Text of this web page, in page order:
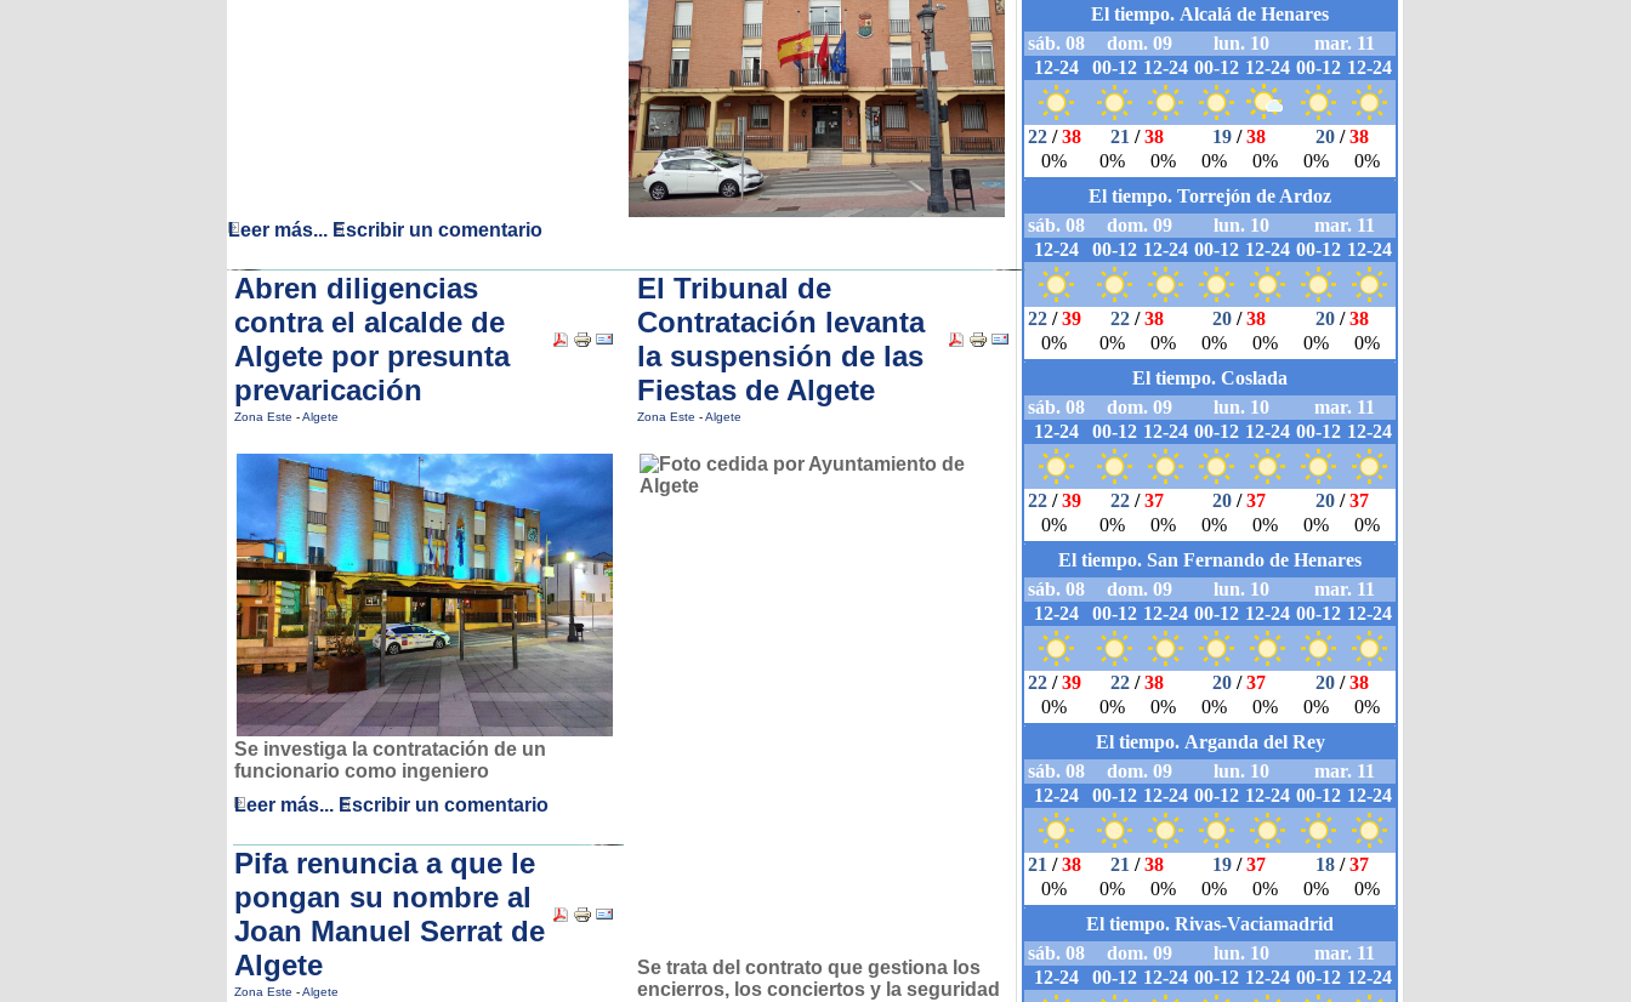
Leer más... Escribir un comentario
Abren diligencias
contra el alcalde de
Algete por presunta
prevaricación
Zona Este -Algete
Se investiga la contratación de un
funcionario como ingeniero
Leer más... Escribir un comentario
Pifa renuncia a que le
pongan su nombre al
Joan Manuel Serrat de
Algete
Zona Este -Algete
El Tribunal de
Contratación levanta
la suspensión de las
Fiestas de Algete
Zona Este -Algete
Se trata del contrato que gestiona los
encierros, los conciertos y la seguridad